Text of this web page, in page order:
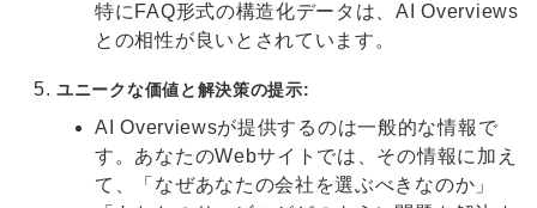
特にFAQ形式の構造化データは、AI Overviews
との相性が良いとされています。
ユニークな価値と解決策の提示:
AI Overviewsが提供するのは一般的な情報で
す。あなたのWebサイトでは、その情報に加え
て、「なぜあなたの会社を選ぶべきなのか」